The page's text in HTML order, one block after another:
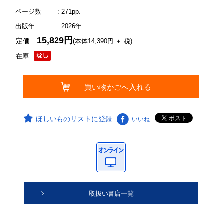
ページ数
: 271pp.
出版年
: 2026年
在庫
定価 15,829円(本体14,390円 ＋ 税)
ほしいものリストに登録 いいね
取扱い書店一覧